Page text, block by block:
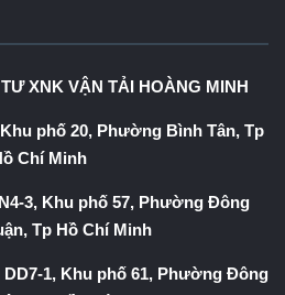
XNK VẬN TẢI HOÀNG MINH
phố 20, Phường Bình Tân, Tp
Chí Minh
3, Khu phố 57, Phường Đông
Tp Hồ Chí Minh
1, Khu phố 61, Phường Đông